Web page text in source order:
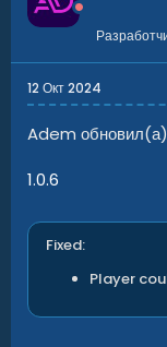
12 Окт 2024
Adem
1.0.6
Fixed:
Player